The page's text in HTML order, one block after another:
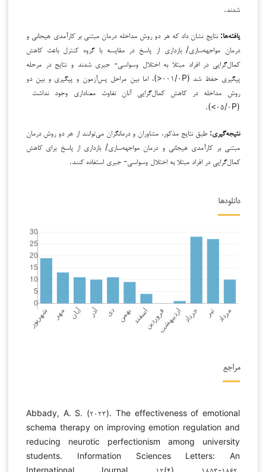
شدند.
یافته‌ها: نتایج نشان داد که هر دو روش مداخله درمان مبتنی بر کارآمدی هیجانی و
درمان مواجهه‌سازی/ بازداری از پاسخ در مقایسه با گروه کنترل باعث کاهش
کمال‌گرایی در افراد مبتلا به اختلال وسواسی- جبری شدند و نتایج در مرحله
پیگیری حفظ شد (۰۰۱/۰P<)، اما بین مراحل پس‌آزمون و پیگیری و بین دو
روش مداخله در کاهش کمال‌گرایی آنان تفاوت معناداری وجود نداشت
(۰۵/۰P>).
نتیجه‌گیری: طبق نتایج مذکور، مشاوران و درمانگران می‌توانند از هر دو روش درمان
مبتنی بر کارآمدی هیجانی و درمان مواجهه‌سازی/ بازداری از پاسخ برای کاهش
کمال‌گرایی در افراد مبتلا به اختلال وسواسی- جبری استفاده کنند.
دانلودها
مراجع
Abbady, A. S. (۲۰۲۳). The effectiveness of emotional
schema therapy on improving emotion regulation and
reducing neurotic perfectionism among university
students. Information Sciences Letters: An
International Journal, ۱۲(۴), ۱۸۵۳-۱۸۶۲.